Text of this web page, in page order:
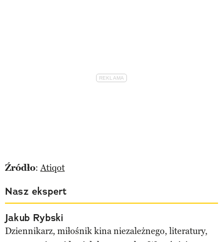
Źródło:Atiqot
Nasz ekspert
Jakub Rybski
Dziennikarz, miłośnik kina niezależnego, literatury,